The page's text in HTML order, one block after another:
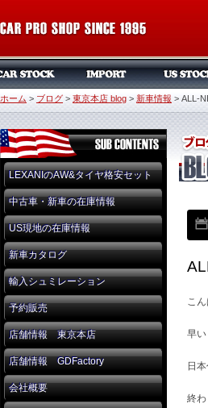
ホーム > ブログ > 東京本店 blog > 新車情報 > ALL-
LEXANIのAW&タイヤ格安セット
中古車・新車の在庫情報
US現地の在庫情報
新車カタログ
輸入シュミレーション
予約販売
店舗情報 東京本店
店舗情報 GDFactory
会社概要
こ
早
日
終